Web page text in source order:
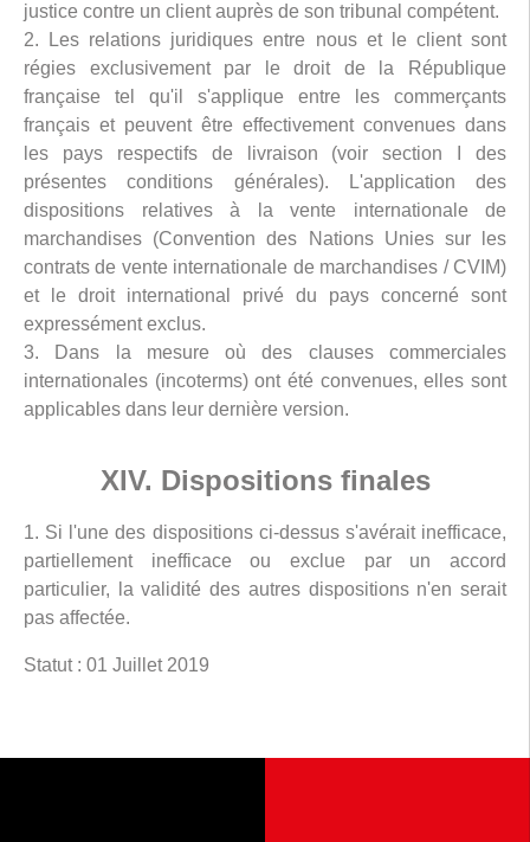
justice contre un client auprès de son tribunal compétent.
2. Les relations juridiques entre nous et le client sont
régies exclusivement par le droit de la République
française tel qu'il s'applique entre les commerçants
français et peuvent être effectivement convenues dans
les pays respectifs de livraison (voir section I des
présentes conditions générales). L'application des
dispositions relatives à la vente internationale de
marchandises (Convention des Nations Unies sur les
contrats de vente internationale de marchandises / CVIM)
et le droit international privé du pays concerné sont
expressément exclus.
3. Dans la mesure où des clauses commerciales
internationales (incoterms) ont été convenues, elles sont
applicables dans leur dernière version.
XIV. Dispositions finales
1. Si l'une des dispositions ci-dessus s'avérait inefficace,
partiellement inefficace ou exclue par un accord
particulier, la validité des autres dispositions n'en serait
pas affectée.
Statut : 01 Juillet 2019